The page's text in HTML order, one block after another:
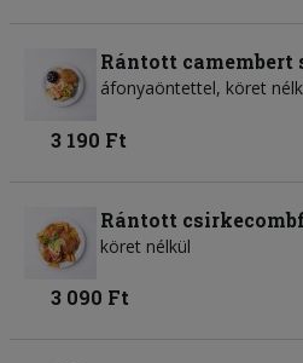
Rántott camembert
áfonyaöntettel, köret
3 190 Ft
Rántott
köret nélkül
3 090 Ft